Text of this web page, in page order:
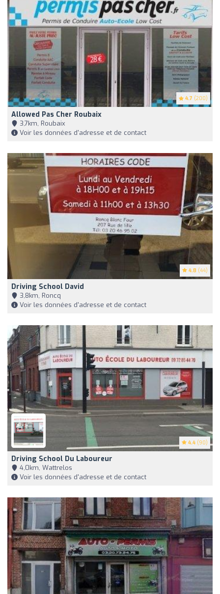
4.7 (200)
Allowed Pas Cher Roubaix
3,7km, Roubaix
Voir les données d'adresse et de contact
4.8 (44)
Driving School David
3,8km, Roncq
Voir les données d'adresse et de contact
4.4 (90)
Driving School Du Laboureur
4,0km, Wattrelos
Voir les données d'adresse et de contact